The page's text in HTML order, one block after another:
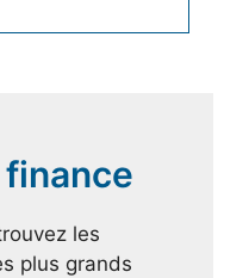
finance
les
plus grands